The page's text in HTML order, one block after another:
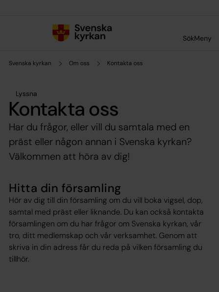
SökMeny
Svenska kyrkan Om oss Kontakta oss
Lyssna
Kontakta oss
Har du frågor, eller vill du samtala med en
präst eller någon annan i Svenska kyrkan?
Välkommen att höra av dig!
Hitta din församling
Hör av dig till din församling om du vill boka vigsel, dop,
samtal med präst eller liknande. Du kan också kontakta
församlingen om du har frågor om Svenska kyrkan, vår
tro, ditt medlemskap och vår verksamhet. Genom att
skriva in din adress får du reda på vilken församling du
tillhör.